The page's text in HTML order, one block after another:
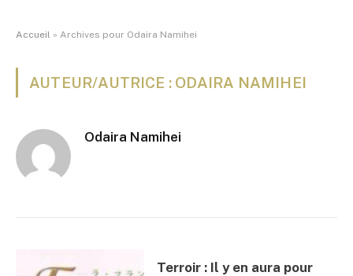
Accueil » Archives pour Odaira Namihei
AUTEUR/AUTRICE : ODAIRA NAMIHEI
Odaira Namihei
Terroir : Il y en aura pour